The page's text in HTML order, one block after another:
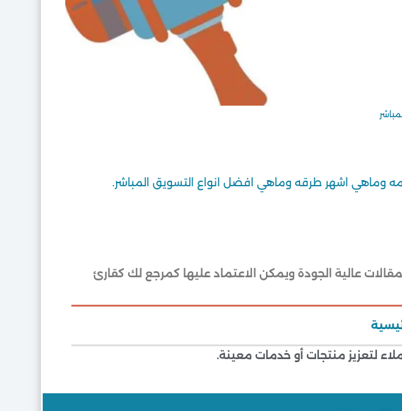
وماهي اشهر طرقه وماهي افضل انواع التسويق المباشر.
عالية الجودة ويمكن الاعتماد عليها كمرجع لك كقارئ
لتعزيز منتجات أو خدمات معينة.